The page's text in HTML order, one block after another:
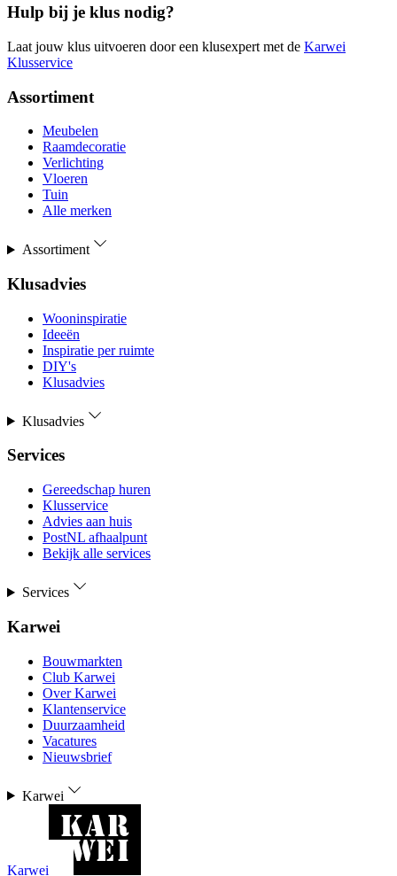
Hulp bij je klus nodig?
Laat jouw klus uitvoeren door een klusexpert met de Karwei
Klusservice
Assortiment
Meubelen
Raamdecoratie
Verlichting
Vloeren
Tuin
Alle merken
Assortiment
Klusadvies
Wooninspiratie
Ideeën
Inspiratie per ruimte
DIY's
Klusadvies
Klusadvies
Services
Gereedschap huren
Klusservice
Advies aan huis
PostNL afhaalpunt
Bekijk alle services
Services
Karwei
Bouwmarkten
Club Karwei
Over Karwei
Klantenservice
Duurzaamheid
Vacatures
Nieuwsbrief
Karwei
Karwei